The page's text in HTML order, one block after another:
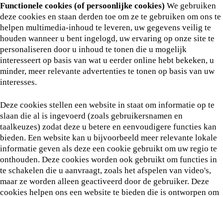
Functionele cookies (of persoonlijke cookies) We gebruiken
deze cookies en staan derden toe om ze te gebruiken om ons te
helpen multimedia-inhoud te leveren, uw gegevens veilig te
houden wanneer u bent ingelogd, uw ervaring op onze site te
personaliseren door u inhoud te tonen die u mogelijk
interesseert op basis van wat u eerder online hebt bekeken, u
minder, meer relevante advertenties te tonen op basis van uw
interesses.
Deze cookies stellen een website in staat om informatie op te
slaan die al is ingevoerd (zoals gebruikersnamen en
taalkeuzes) zodat deze u betere en eenvoudigere functies kan
bieden. Een website kan u bijvoorbeeld meer relevante lokale
informatie geven als deze een cookie gebruikt om uw regio te
onthouden. Deze cookies worden ook gebruikt om functies in
te schakelen die u aanvraagt, zoals het afspelen van video's,
maar ze worden alleen geactiveerd door de gebruiker. Deze
cookies helpen ons een website te bieden die is ontworpen om